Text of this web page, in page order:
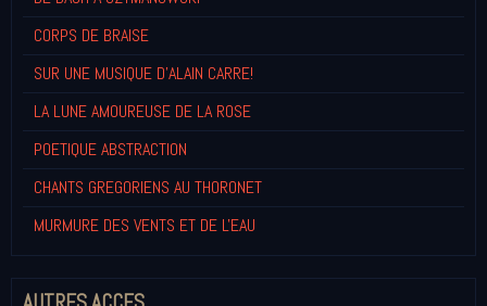
CORPS DE BRAISE
SUR UNE MUSIQUE D'ALAIN CARRE!
LA LUNE AMOUREUSE DE LA ROSE
POETIQUE ABSTRACTION
CHANTS GREGORIENS AU THORONET
MURMURE DES VENTS ET DE L'EAU